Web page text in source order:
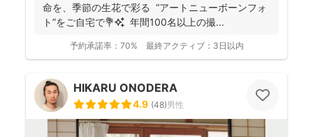
命を、季節の生花で彩る “アートニューボーンフォ
ト”をご自宅で💐✨ 年間100名以上の撮...
予約承諾率： 70% 最終アクティブ： 3日以内
HIKARU ONODERA
4.9 (48)男性